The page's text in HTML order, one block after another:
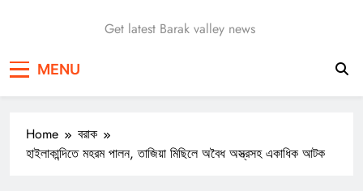
Barak Taranga
Get latest Barak valley news
MENU
Home
বরাক
হাইলাকান্দিতে মহরম পালন, তাজিয়া মিছিলে অবৈধ অস্ত্রসহ একাধিক আটক